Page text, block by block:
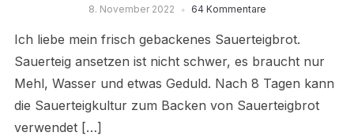
8. November 2022 64 Kommentare
Ich liebe mein frisch gebackenes Sauerteigbrot.
Sauerteig ansetzen ist nicht schwer, es braucht nur
Mehl, Wasser und etwas Geduld. Nach 8 Tagen kann
die Sauerteigkultur zum Backen von Sauerteigbrot
verwendet […]